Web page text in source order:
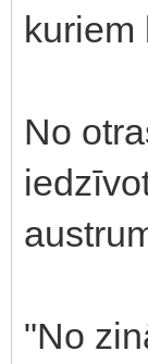
kuriem
No
"No